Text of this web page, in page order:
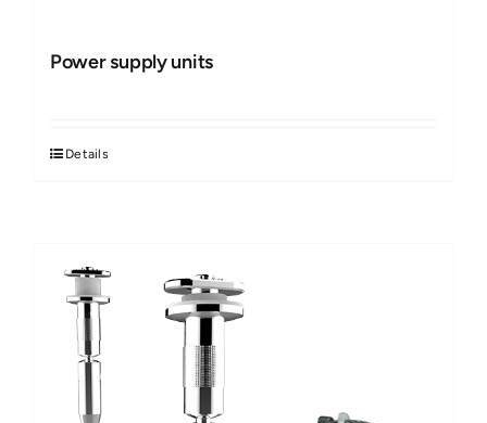
Power supply units
Details